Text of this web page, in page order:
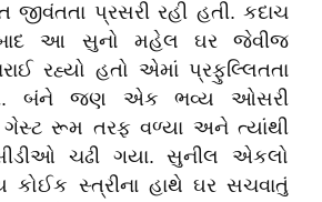
પ્રસરી રહી હતી. કદાચ
આ સુનો મહેલ ઘર જેવીજ
રહ્યો હતો એમાં પ્રફુલ્લિતતા
બંને જણ એક ભવ્ય ઓસરી
રૂમ તરફ વળ્યા અને ત્યાંથી
ચઢી ગયા. સુનીલ એકલો
કોઈક સ્ત્રીના હાથે ઘર સચવાતું